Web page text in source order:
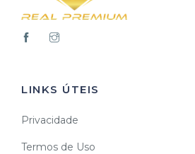
LINKS ÚTEIS
Privacidade
Termos de Uso